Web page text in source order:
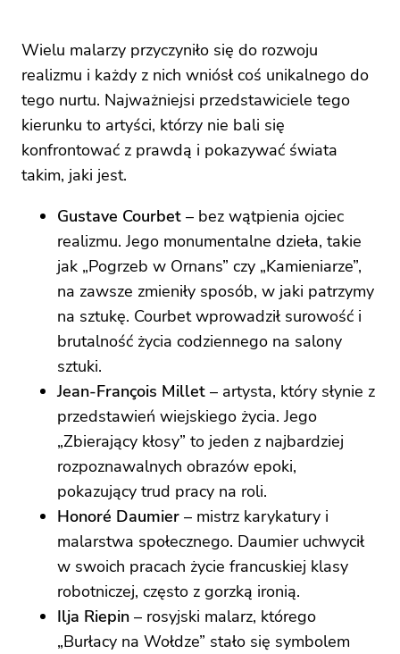
Wielu malarzy przyczyniło się do rozwoju
realizmu i każdy z nich wniósł coś unikalnego do
tego nurtu. Najważniejsi przedstawiciele tego
kierunku to artyści, którzy nie bali się
konfrontować z prawdą i pokazywać świata
takim, jaki jest.
Gustave Courbet – bez wątpienia ojciec
realizmu. Jego monumentalne dzieła, takie
jak „Pogrzeb w Ornans” czy „Kamieniarze”,
na zawsze zmieniły sposób, w jaki patrzymy
na sztukę. Courbet wprowadził surowość i
brutalność życia codziennego na salony
sztuki.
Jean-François Millet – artysta, który słynie z
przedstawień wiejskiego życia. Jego
„Zbierający kłosy” to jeden z najbardziej
rozpoznawalnych obrazów epoki,
pokazujący trud pracy na roli.
Honoré Daumier – mistrz karykatury i
malarstwa społecznego. Daumier uchwycił
w swoich pracach życie francuskiej klasy
robotniczej, często z gorzką ironią.
Ilja Riepin – rosyjski malarz, którego
„Burłacy na Wołdze” stało się symbolem